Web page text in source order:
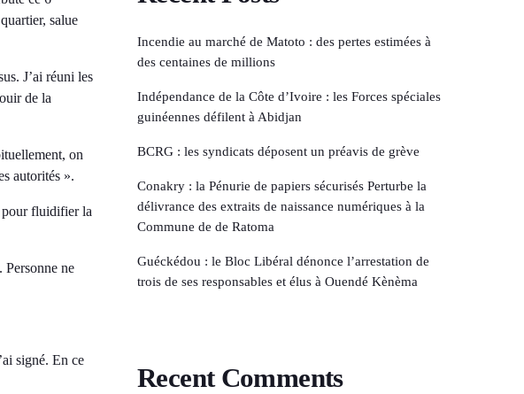
salue
J’ai réuni les
de la
on
autorités ».
pour fluidifier la
Personne ne
signé. En ce
Incendie au marché de Matoto : des pertes estimées à
des centaines de millions
Indépendance de la Côte d’Ivoire : les Forces spéciales
guinéennes défilent à Abidjan
BCRG : les syndicats déposent un préavis de grève
Conakry : la Pénurie de papiers sécurisés Perturbe la
délivrance des extraits de naissance numériques à la
Commune de de Ratoma
Guéckédou : le Bloc Libéral dénonce l’arrestation de
trois de ses responsables et élus à Ouendé Kènèma
Recent Comments